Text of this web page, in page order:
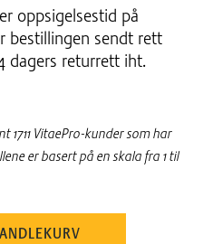
oppsigelsestid på
bestillingen sendt rett
dagers returrett iht.
1711 VitaePro-kunder som har
er basert på en skala fra 1 til